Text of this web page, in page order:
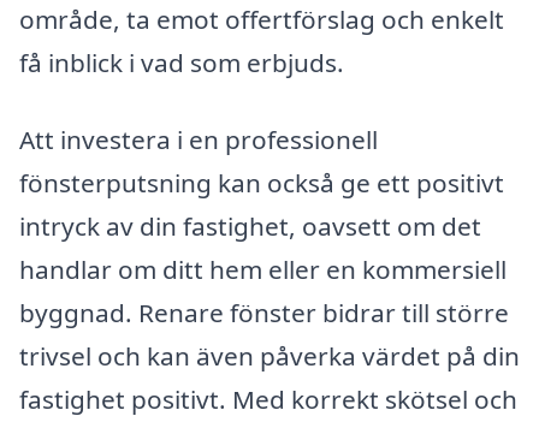
område, ta emot offertförslag och enkelt
få inblick i vad som erbjuds.
Att investera i en professionell
fönsterputsning kan också ge ett positivt
intryck av din fastighet, oavsett om det
handlar om ditt hem eller en kommersiell
byggnad. Renare fönster bidrar till större
trivsel och kan även påverka värdet på din
fastighet positivt. Med korrekt skötsel och